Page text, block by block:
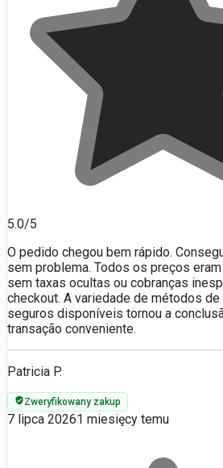
5.0/5
O pedido chegou bem rápido.
sem problema. Todos os preços
sem taxas ocultas ou cobranças
checkout. A variedade de métodos
seguros disponíveis tornou a
transação conveniente.
Patricia P.
Zweryfikowany zakup
7 lipca 20261 miesięcy temu